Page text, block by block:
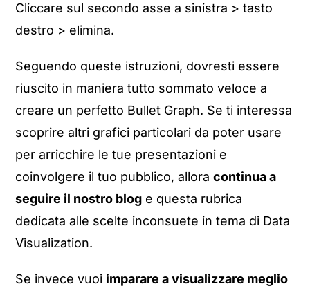
Cliccare sul secondo asse a sinistra > tasto
destro > elimina.
Seguendo queste istruzioni, dovresti essere
riuscito in maniera tutto sommato veloce a
creare un perfetto Bullet Graph. Se ti interessa
scoprire altri grafici particolari da poter usare
per arricchire le tue presentazioni e
coinvolgere il tuo pubblico, alloracontinua a
seguire il nostro blog e questa rubrica
dedicata alle scelte inconsuete in tema di Data
Visualization.
Se invece vuoi imparare a visualizzare meglio